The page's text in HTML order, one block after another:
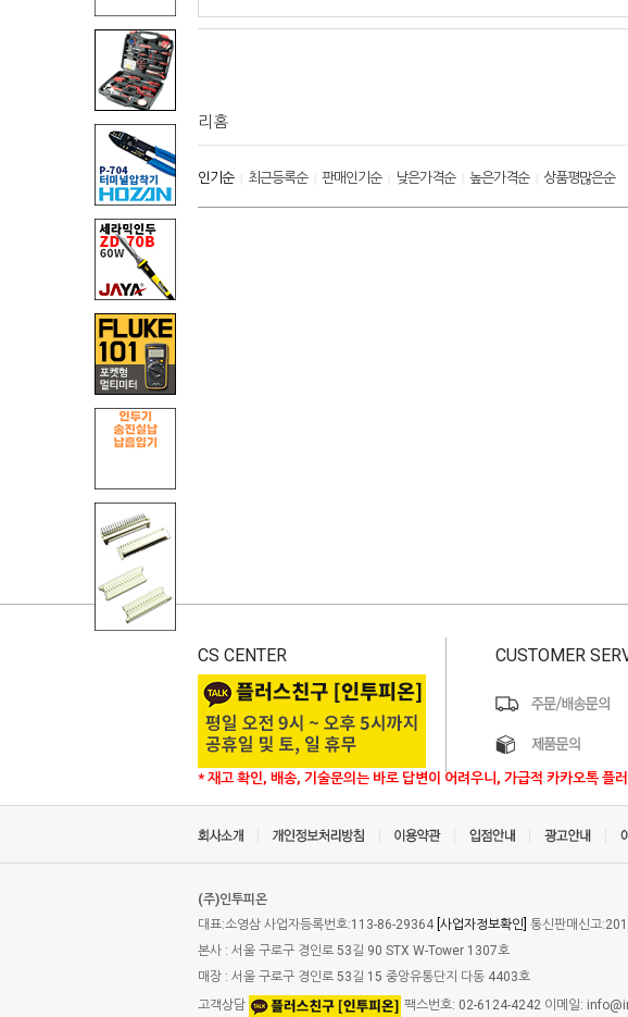
리홈
인기순| 최근등록순| 판매인기순| 낮은가격순| 높은가격순| 상품평많은순
CS CENTER
* 재고 확인, 배송, 기술문의는 바로 답변이 어려우니, 가급적 카카오톡 플
CUSTOMER
(주)인투피온
대표:소영삼 사업자등록번호:113-86-29364 [사업자정보확인] 통신판매신고
본사 : 서울 구로구 경인로 53길 90 STX W-Tower 1307호
매장 : 서울 구로구 경인로 53길 15 중앙유통단지 다동 4403호
고객상담
팩스번호: 02-6124-4242 이메일: